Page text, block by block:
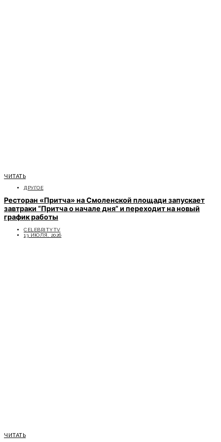
ЧИТАТЬ
ДРУГОЕ
Ресторан «Притча» на Смоленской площади запускает
завтраки “Притча о начале дня” и переходит на новый
график работы
CELEBRITYTV
13 ИЮЛЯ, 2026
ЧИТАТЬ